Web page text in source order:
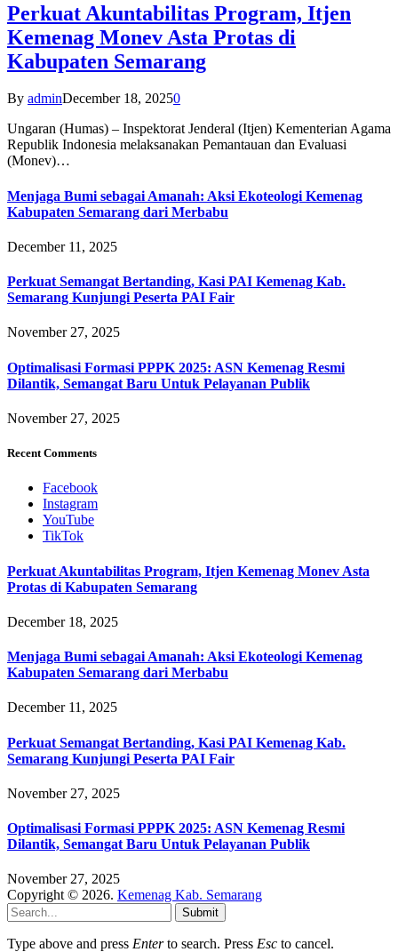
Perkuat Akuntabilitas Program, Itjen
Kemenag Monev Asta Protas di
Kabupaten Semarang
By adminDecember 18, 20250
Ungaran (Humas) – Inspektorat Jenderal (Itjen) Kementerian Agama
Republik Indonesia melaksanakan Pemantauan dan Evaluasi
(Monev)…
Menjaga Bumi sebagai Amanah: Aksi Ekoteologi Kemenag
Kabupaten Semarang dari Merbabu
December 11, 2025
Perkuat Semangat Bertanding, Kasi PAI Kemenag Kab.
Semarang Kunjungi Peserta PAI Fair
November 27, 2025
Optimalisasi Formasi PPPK 2025: ASN Kemenag Resmi
Dilantik, Semangat Baru Untuk Pelayanan Publik
November 27, 2025
Recent Comments
Facebook
Instagram
YouTube
TikTok
Perkuat Akuntabilitas Program, Itjen Kemenag Monev Asta
Protas di Kabupaten Semarang
December 18, 2025
Menjaga Bumi sebagai Amanah: Aksi Ekoteologi Kemenag
Kabupaten Semarang dari Merbabu
December 11, 2025
Perkuat Semangat Bertanding, Kasi PAI Kemenag Kab.
Semarang Kunjungi Peserta PAI Fair
November 27, 2025
Optimalisasi Formasi PPPK 2025: ASN Kemenag Resmi
Dilantik, Semangat Baru Untuk Pelayanan Publik
November 27, 2025
Copyright © 2026. Kemenag Kab. Semarang
Submit
Type above and press Enterto search. Press Esc to cancel.